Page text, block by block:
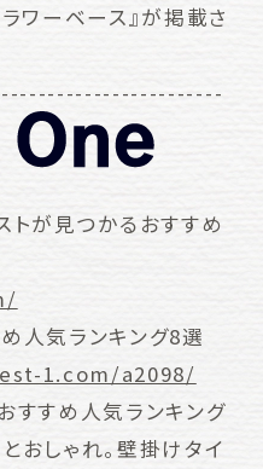
ワーベース』が掲載さ
が見つかるおすすめ
人気ランキング8選
1.com/a2098/
すすめ人気ランキング
おしゃれ。壁掛けタイ